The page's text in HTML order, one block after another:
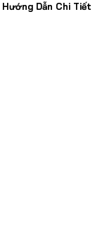
Dẫn Chi Tiết